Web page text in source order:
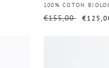
Distributeur :
100% COTON
Prix
€155,00
Prix